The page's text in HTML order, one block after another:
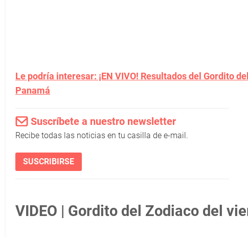
Le podría interesar: ¡EN VIVO! Resultados del Gordito
Panamá
Suscríbete a nuestro newsletter
Recibe todas las noticias en tu casilla de e-mail.
SUSCRIBIRSE
VIDEO | Gordito del Zodiaco del